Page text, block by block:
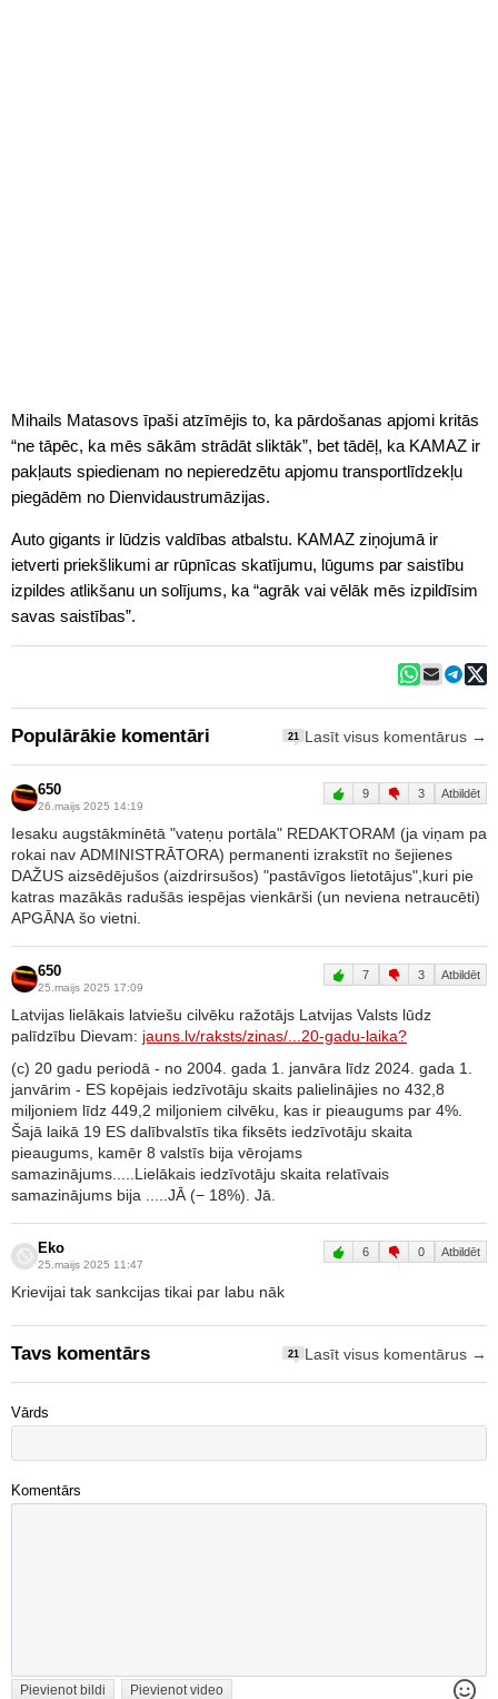
Mihails Matasovs īpaši atzīmējis to, ka pārdošanas apjomi kritās
“ne tāpēc, ka mēs sākām strādāt sliktāk”, bet tādēļ, ka KAMAZ ir
pakļauts spiedienam no nepieredzētu apjomu transportlīdzekļu
piegādēm no Dienvidaustrumāzijas.
Auto gigants ir lūdzis valdības atbalstu. KAMAZ ziņojumā ir
ietverti priekšlikumi ar rūpnīcas skatījumu, lūgums par saistību
izpildes atlikšanu un solījums, ka “agrāk vai vēlāk mēs izpildīsim
savas saistības”.
Populārākie komentāri 21 Lasīt visus komentārus →
650
26.maijs 2025 14:19
9 3 Atbildēt
Iesaku augstākminētā "vateņu portāla" REDAKTORAM (ja viņam pa
rokai nav ADMINISTRĀTORA) permanenti izrakstīt no šejienes
DAŽUS aizsēdējušos (aizdrirsušos) "pastāvīgos lietotājus",kuri pie
katras mazākās radušās iespējas vienkārši (un neviena netraucēti)
APGĀNA šo vietni.
650
25.maijs 2025 17:09
7 3 Atbildēt
Latvijas lielākais latviešu cilvēku ražotājs Latvijas Valsts lūdz
palīdzību Dievam: jauns.lv/raksts/zinas/...20-gadu-laika?
(c) 20 gadu periodā - no 2004. gada 1. janvāra līdz 2024. gada 1.
janvārim - ES kopējais iedzīvotāju skaits palielinājies no 432,8
miljoniem līdz 449,2 miljoniem cilvēku, kas ir pieaugums par 4%.
Šajā laikā 19 ES dalībvalstīs tika fiksēts iedzīvotāju skaita
pieaugums, kamēr 8 valstīs bija vērojams
samazinājums.....Lielākais iedzīvotāju skaita relatīvais
samazinājums bija .....JĀ (− 18%). Jā.
Eko
25.maijs 2025 11:47
6 0 Atbildēt
Krievijai tak sankcijas tikai par labu nāk
Tavs komentārs 21 Lasīt visus komentārus →
Vārds
Komentārs
Pievienot bildi Pievienot video